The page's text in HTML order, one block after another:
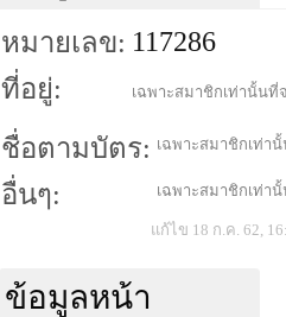
หมายเลข: 117286
ที่อยู่:
เฉพาะสมาชิกเท่านั้นที่
ชื่อตามบัตร: เฉพาะสมาชิกเท่า
อื่นๆ: เฉพาะสมาชิกเท่า
แก้ไข 18 ก.ค. 62,
ข้อมูลหน้า